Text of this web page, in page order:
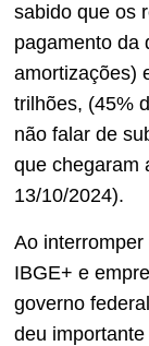
sabido que os
pagamento da
amortizações)
trilhões, (45%
não falar de
que chegaram
13/10/2024).
Ao
IBGE+ e
governo
deu